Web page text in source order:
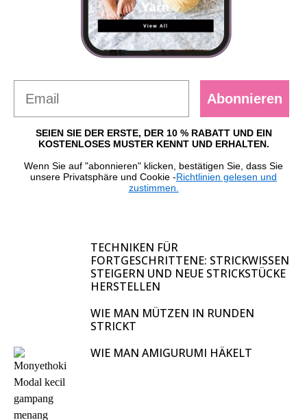
Abonnieren
SEIEN SIE DER ERSTE, DER 10 % RABATT UND EIN
KOSTENLOSES MUSTER KENNT UND ERHALTEN.
Wenn Sie auf "abonnieren" klicken, bestätigen Sie, dass Sie
unsere Privatsphäre und Cookie -Richtlinien gelesen und
zustimmen.
TECHNIKEN FÜR
FORTGESCHRITTENE: STRICKWISSEN
STEIGERN UND NEUE STRICKSTÜCKE
HERSTELLEN
WIE MAN MÜTZEN IN RUNDEN
STRICKT
WIE MAN AMIGURUMI HÄKELT